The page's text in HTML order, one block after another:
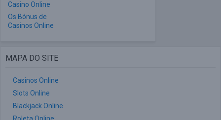
Casino Online
Os Bónus de
Casinos Online
MAPA DO SITE
Casinos Online
Slots Online
Blackjack Online